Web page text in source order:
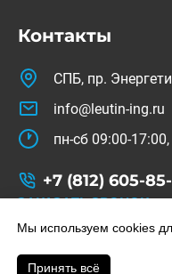
© Copyright 2022-2026. All
На сайте используются
Контакты
СПБ, пр.
info@leutin-ing.ru
пн-сб 09:00-
+7 (812) 605-
ЗАКАЗАТЬ ЗВОНОК
Мы используем cookies
Принять всё